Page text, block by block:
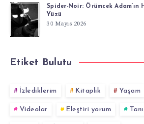
Spider-Noir: Örümcek
Yüzü
30 Mayıs 2026
Etiket Bulutu
İzlediklerim Kitaplık Yaşam
Videolar Eleştiri yorum